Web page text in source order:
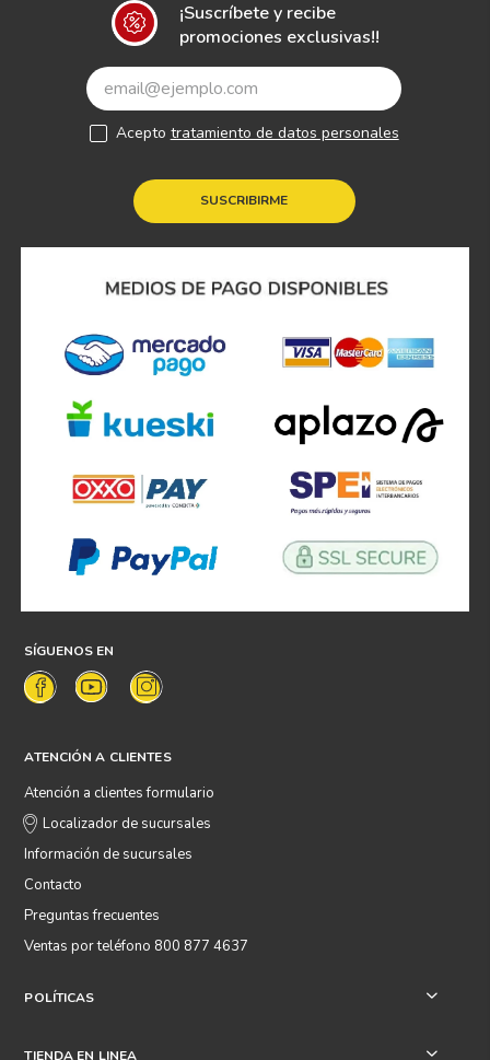
¡Suscríbete y recibe
promociones exclusivas!!
SUSCRIBIRME
Acepto tratamiento de datos personales
SÍGUENOS EN
ATENCIÓN A CLIENTES
Atención a clientes formulario
Localizador de sucursales
Información de sucursales
Contacto
Preguntas frecuentes
Ventas por teléfono 800 877 4637
POLÍTICAS +
TIENDA EN LINEA +